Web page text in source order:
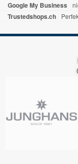
Google My Business
Trustedshops.ch